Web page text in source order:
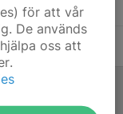
för att vår
De används
oss att